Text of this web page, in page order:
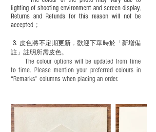
lighting of shooting environment and screen display,
Returns and Refunds for this reason will not be
accepted；
3. 皮色將不定期更新，歡迎下單時於「新增備
註」註明 所需皮色。
The colour options will be updated from time
to time. Please mention your preferred colours in
“Remarks" columns when placing an order.